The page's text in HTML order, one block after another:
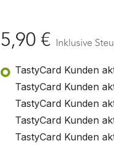
5,90 € Inklusive
TastyCard Kunden
TastyCard Kunden
TastyCard Kunden
TastyCard Kunden
TastyCard Kunden